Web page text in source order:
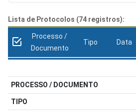
Lista de Protocolos (74 registros):
Processo /
Documento
Tipo Data